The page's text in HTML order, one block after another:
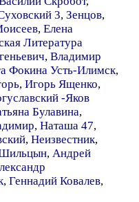
3, Зенцов,
, Елена
Литература
, Владимир
Фокина Усть-Илимск,
, Игорь Ященко,
-Яков
Булавина,
, Наташа 47,
, Неизвестник,
, Андрей
, Геннадий Ковалев,